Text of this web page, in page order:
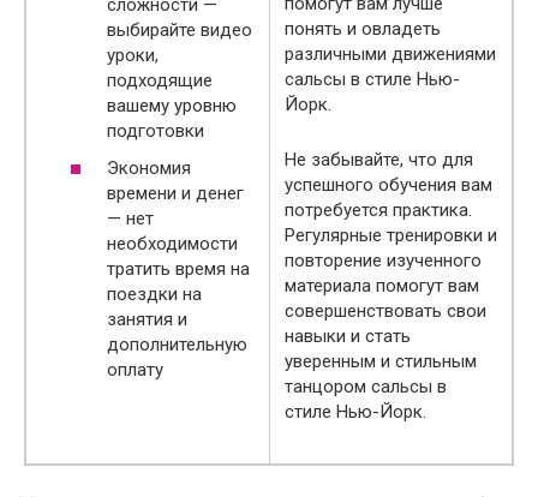
сложности —
выбирайте видео
уроки,
подходящие
вашему уровню
подготовки
Экономия
времени и денег
— нет
необходимости
тратить время на
поездки на
занятия и
дополнительную
оплату
понять и овладеть
различными движениями
сальсы в стиле Нью-
Йорк.
Не забывайте, что для
успешного обучения вам
потребуется практика.
Регулярные тренировки и
повторение изученного
материала помогут вам
совершенствовать свои
навыки и стать
уверенным и стильным
танцором сальсы в
стиле Нью-Йорк.